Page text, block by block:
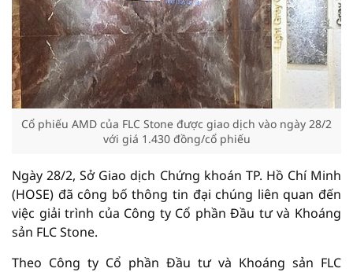
Cổ phiếu AMD của FLC Stone được giao dịch vào ngày 28/2
với giá 1.430 đồng/cổ phiếu
Ngày 28/2, Sở Giao dịch Chứng khoán TP. Hồ Chí Minh
(HOSE) đã công bố thông tin đại chúng liên quan đến
việc giải trình của Công ty Cổ phần Đầu tư và Khoáng
sản FLC Stone.
Theo Công ty Cổ phần Đầu tư và Khoáng sản FLC